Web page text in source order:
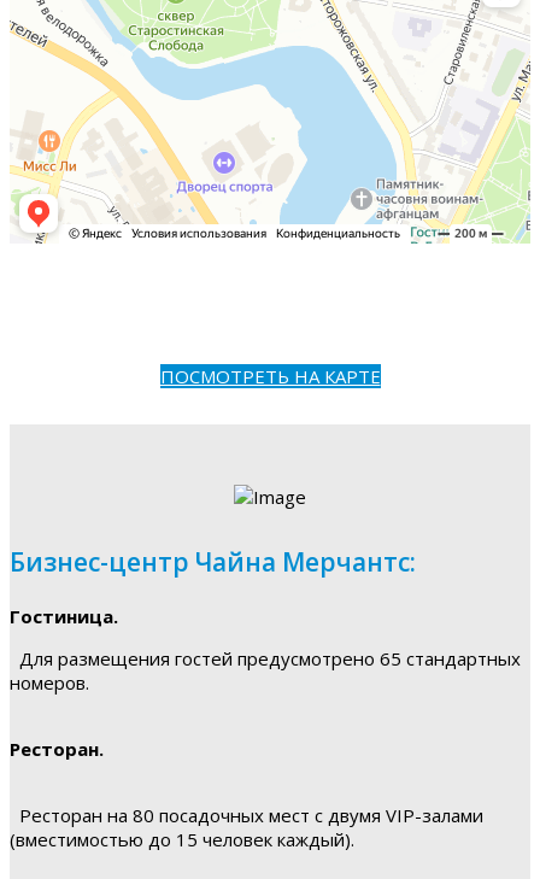
ПОСМОТРЕТЬ НА КАРТЕ
Бизнес-центр Чайна Мерчантс:
Гостиница.
Для размещения гостей предусмотрено 65 стандартных
номеров.
Ресторан.
Ресторан на 80 посадочных мест с двумя VIP-залами
(вместимостью до 15 человек каждый).